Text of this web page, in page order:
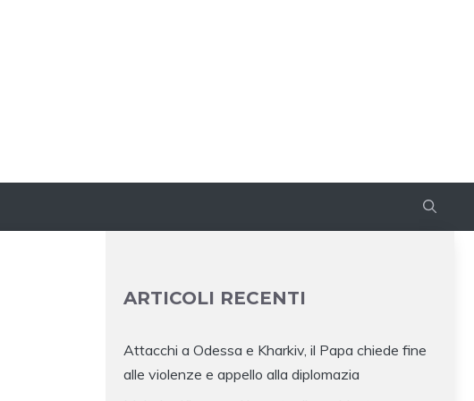
ARTICOLI RECENTI
Attacchi a Odessa e Kharkiv, il Papa chiede fine
alle violenze e appello alla diplomazia